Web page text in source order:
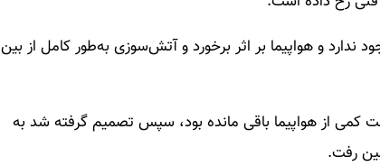
ندارد و هواپیما بر اثر برخورد و آتش‌سوزی به‌طور کامل از بین
کمی از هواپیما باقی مانده بود، سپس تصمیم گرفته شد به
رفت.